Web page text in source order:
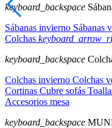
keyboard_backspace
Sábanas invierno Sábanas
Colchas
keyboard_backspace
Colchas invierno Colchas
Cortinas Cubre sofás
Accesorios mesa
keyboard_backspace